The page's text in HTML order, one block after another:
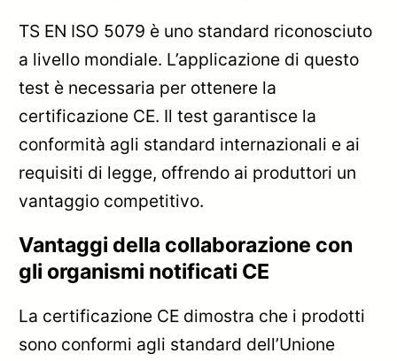
TS EN ISO 5079 è uno standard riconosciuto
a livello mondiale. L’applicazione di questo
test è necessaria per ottenere la
certificazione CE. Il test garantisce la
conformità agli standard internazionali e ai
requisiti di legge, offrendo ai produttori un
vantaggio competitivo.
Vantaggi della collaborazione con
gli organismi notificati CE
La certificazione CE dimostra che i prodotti
sono conformi agli standard dell’Unione